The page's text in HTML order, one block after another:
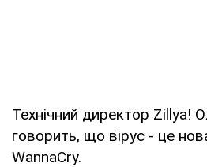
Технічний директор Zillya!
говорить, що вірус - це
WannaCry.